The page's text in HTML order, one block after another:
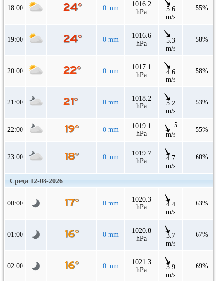
18:00 0 mm
1016.2
hPa
5.6
m/s
55%
19:00 0 mm
1016.6
hPa
5.3
m/s
58%
20:00 0 mm
1017.1
hPa
4.6
m/s
58%
21:00 0 mm
1018.2
hPa
5.2
m/s
53%
22:00 0 mm
1019.1
hPa
5
m/s
55%
23:00 0 mm
1019.7
hPa
4.7
m/s
60%
Среда 12-08-2026
00:00 0 mm
1020.3
hPa
4.4
m/s
63%
01:00 0 mm
1020.8
hPa
3.7
m/s
67%
02:00 0 mm
1021.3
hPa
3.9
m/s
69%